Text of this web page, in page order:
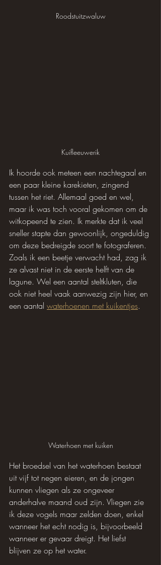
Roodstuitzwaluw
Kuifleeuwerik
Ik hoorde ook meteen een nachtegaal en
een paar kleine karekieten, zingend
tussen het riet. Allemaal goed en wel,
maar ik was toch vooral gekomen om de
witkopeend te zien. Ik merkte dat ik veel
sneller stapte dan gewoonlijk, ongeduldig
om deze bedreigde soort te fotograferen.
Zoals ik een beetje verwacht had, zag ik
ze alvast niet in de eerste helft van de
lagune. Wel een aantal steltkluten, die
ook niet heel vaak aanwezig zijn hier, en
een aantal waterhoenen met kuikentjes.
Waterhoen met kuiken
Het broedsel van het waterhoen bestaat
uit vijf tot negen eieren, en de jongen
kunnen vliegen als ze ongeveer
anderhalve maand oud zijn. Vliegen zie
ik deze vogels maar zelden doen, enkel
wanneer het echt nodig is, bijvoorbeeld
wanneer er gevaar dreigt. Het liefst
blijven ze op het water.